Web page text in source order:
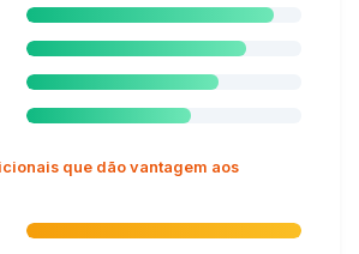
que dão vantagem aos